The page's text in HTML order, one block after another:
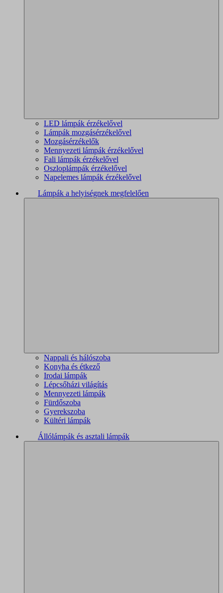
LED lámpák érzékelővel
Lámpák mozgásérzékelővel
Mozgásérzékelők
Mennyezeti lámpák érzékelővel
Fali lámpák érzékelővel
Oszloplámpák érzékelővel
Napelemes lámpák érzékelővel
Lámpák a helyiségnek megfelelően
Nappali és hálószoba
Konyha és étkező
Irodai lámpák
Lépcsőházi világítás
Mennyezeti lámpák
Fürdőszoba
Gyerekszoba
Kültéri lámpák
Állólámpák és asztali lámpák